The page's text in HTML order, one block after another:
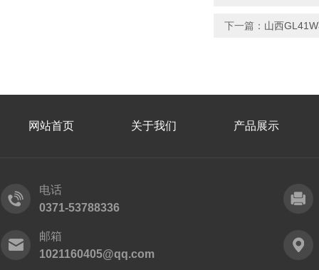
下一篇： 山西
网站首页 关于我们 产品展示
电话
0371-53788336
邮箱
1021160405@qq.com